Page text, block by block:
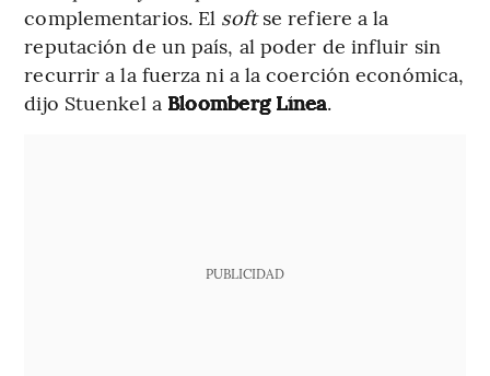
complementarios. El softse refiere a la
reputación de un país, al poder de influir sin
recurrir a la fuerza ni a la coerción económica,
dijo Stuenkel a Bloomberg Línea.
PUBLICIDAD